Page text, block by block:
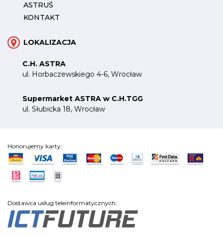
ASTRUŚ
KONTAKT
LOKALIZACJA
C.H. ASTRA
ul. Horbaczewskiego 4-6, Wrocław
Supermarket ASTRA w C.H.TGG
ul. Słubicka 18, Wrocław
Honorujemy karty:
Dostawca usług teleinformatycznych: